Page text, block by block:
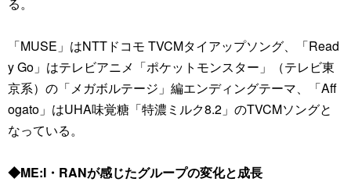
「MUSE」はNTTドコモ TVCMタイアップソング、「Read
y Go」はテレビアニメ「ポケットモンスター」（テレビ東
京系）の「メガボルテージ」編エンディングテーマ、「Aff
ogato」はUHA味覚糖「特濃ミルク8.2」のTVCMソングと
なっている。
◆ME:I・RANが感じたグループの変化と成長